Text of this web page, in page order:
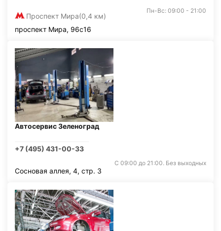
Проспект Мира(0,4 км)
Пн-Вс: 09:00 - 21:00
проспект Мира, 96с16
Автосервис Зеленоград
+7 (495) 431-00-33
С 09:00 до 21:00. Без выходных
Сосновая аллея, 4, стр. 3